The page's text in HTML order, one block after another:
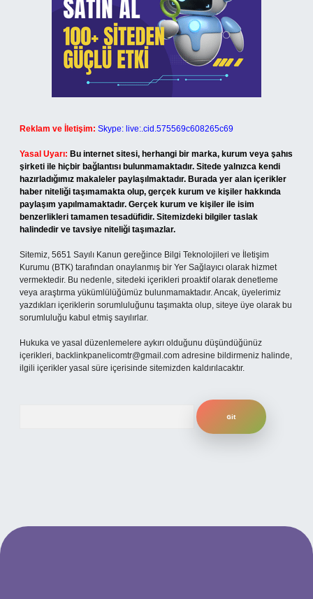
Reklam ve İletişim: Skype: live:.cid.575569c608265c69
Yasal Uyarı: Bu internet sitesi, herhangi bir marka, kurum veya şahıs
şirketi ile hiçbir bağlantısı bulunmamaktadır. Sitede yalnızca kendi
hazırladığımız makaleler paylaşılmaktadır. Burada yer alan içerikler
haber niteliği taşımamakta olup, gerçek kurum ve kişiler hakkında
paylaşım yapılmamaktadır. Gerçek kurum ve kişiler ile isim
benzerlikleri tamamen tesadüfidir. Sitemizdeki bilgiler taslak
halindedir ve tavsiye niteliği taşımazlar.
Sitemiz, 5651 Sayılı Kanun gereğince Bilgi Teknolojileri ve İletişim
Kurumu (BTK) tarafından onaylanmış bir Yer Sağlayıcı olarak hizmet
vermektedir. Bu nedenle, sitedeki içerikleri proaktif olarak denetleme
veya araştırma yükümlülüğümüz bulunmamaktadır. Ancak, üyelerimiz
yazdıkları içeriklerin sorumluluğunu taşımakta olup, siteye üye olarak bu
sorumluluğu kabul etmiş sayılırlar.
Hukuka ve yasal düzenlemelere aykırı olduğunu düşündüğünüz
içerikleri, backlinkpanelicomtr@gmail.com adresine bildirmeniz halinde,
ilgili içerikler yasal süre içerisinde sitemizden kaldırılacaktır.